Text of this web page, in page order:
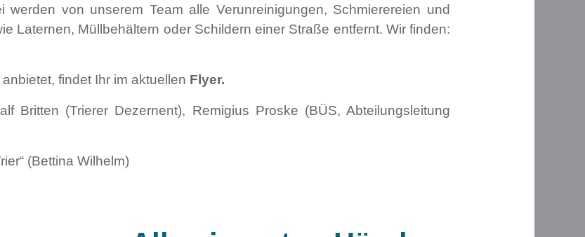
werden von unserem Team alle Verunreinigungen, Schmierereien und
Laternen, Müllbehältern oder Schildern einer Straße entfernt. Wir finden:
findet Ihr im aktuellen Flyer.
Britten (Trierer Dezernent), Remigius Proske (BÜS, Abteilungsleitung
(Bettina Wilhelm)